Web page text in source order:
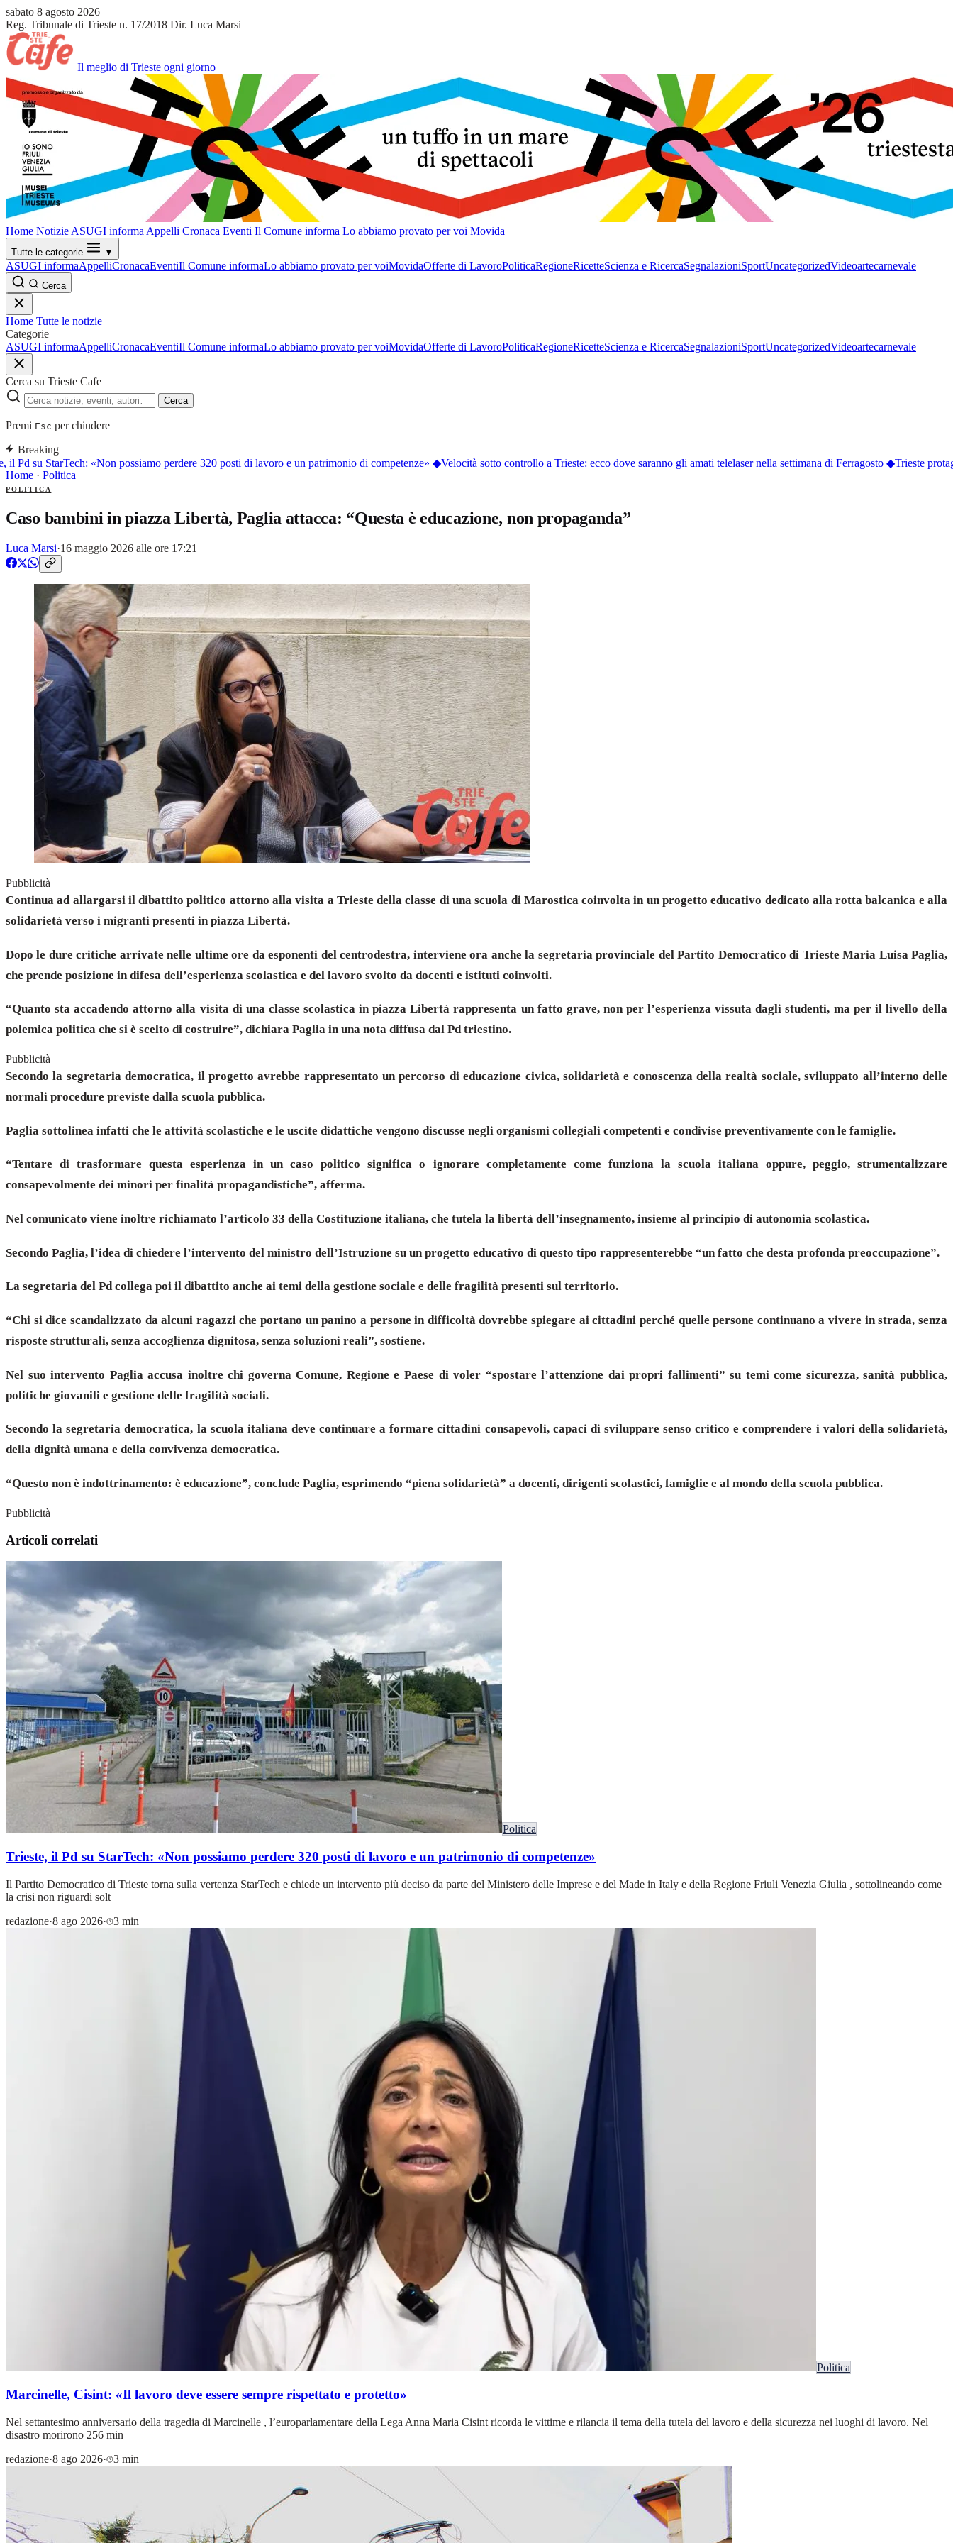
sabato 8 agosto 2026
Reg. Tribunale di Trieste n. 17/2018 Dir. Luca Marsi
Il meglio di Trieste ogni giorno
Home Notizie ASUGI informa Appelli Cronaca Eventi Il Comune informa Lo abbiamo provato per voi Movida
Tutte le categorie ▼
ASUGI informaAppelliCronacaEventiIl Comune informaLo abbiamo provato per voiMovidaOfferte di LavoroPoliticaRegioneRicetteScienza e RicercaSegnalazioniSportUncategorizedVideoartecarnevale
Cerca
Home Tutte le notizie
Categorie
ASUGI informaAppelliCronacaEventiIl Comune informaLo abbiamo provato per voiMovidaOfferte di LavoroPoliticaRegioneRicetteScienza e RicercaSegnalazioniSportUncategorizedVideoartecarnevale
Cerca su Trieste Cafe
Cerca
Premi Esc per chiudere
Breaking
Pd su StarTech: «Non possiamo perdere 320 posti di lavoro e un patrimonio di competenze»◆Velocità sotto controllo a Trieste: ecco dove saranno gli amati telelaser nella settimana di Ferragosto◆Trieste
Home · Politica
POLITICA
Caso bambini in piazza Libertà, Paglia attacca: “Questa è educazione, non propaganda”
Luca Marsi·16 maggio 2026 alle ore 17:21
Pubblicità
Continua ad allargarsi il dibattito politico attorno alla visita a Trieste della classe di una scuola di Marostica coinvolta in un progetto educativo dedicato alla rotta balcanica e alla
solidarietà verso i migranti presenti in piazza Libertà.
Dopo le dure critiche arrivate nelle ultime ore da esponenti del centrodestra, interviene ora anche la segretaria provinciale del Partito Democratico di Trieste Maria Luisa Paglia,
che prende posizione in difesa dell’esperienza scolastica e del lavoro svolto da docenti e istituti coinvolti.
“Quanto sta accadendo attorno alla visita di una classe scolastica in piazza Libertà rappresenta un fatto grave, non per l’esperienza vissuta dagli studenti, ma per il livello della
polemica politica che si è scelto di costruire”, dichiara Paglia in una nota diffusa dal Pd triestino.
Pubblicità
Secondo la segretaria democratica, il progetto avrebbe rappresentato un percorso di educazione civica, solidarietà e conoscenza della realtà sociale, sviluppato all’interno delle
normali procedure previste dalla scuola pubblica.
Paglia sottolinea infatti che le attività scolastiche e le uscite didattiche vengono discusse negli organismi collegiali competenti e condivise preventivamente con le famiglie.
“Tentare di trasformare questa esperienza in un caso politico significa o ignorare completamente come funziona la scuola italiana oppure, peggio, strumentalizzare
consapevolmente dei minori per finalità propagandistiche”, afferma.
Nel comunicato viene inoltre richiamato l’articolo 33 della Costituzione italiana, che tutela la libertà dell’insegnamento, insieme al principio di autonomia scolastica.
Secondo Paglia, l’idea di chiedere l’intervento del ministro dell’Istruzione su un progetto educativo di questo tipo rappresenterebbe “un fatto che desta profonda preoccupazione”.
La segretaria del Pd collega poi il dibattito anche ai temi della gestione sociale e delle fragilità presenti sul territorio.
“Chi si dice scandalizzato da alcuni ragazzi che portano un panino a persone in difficoltà dovrebbe spiegare ai cittadini perché quelle persone continuano a vivere in strada, senza
risposte strutturali, senza accoglienza dignitosa, senza soluzioni reali”, sostiene.
Nel suo intervento Paglia accusa inoltre chi governa Comune, Regione e Paese di voler “spostare l’attenzione dai propri fallimenti” su temi come sicurezza, sanità pubblica,
politiche giovanili e gestione delle fragilità sociali.
Secondo la segretaria democratica, la scuola italiana deve continuare a formare cittadini consapevoli, capaci di sviluppare senso critico e comprendere i valori della solidarietà,
della dignità umana e della convivenza democratica.
“Questo non è indottrinamento: è educazione”, conclude Paglia, esprimendo “piena solidarietà” a docenti, dirigenti scolastici, famiglie e al mondo della scuola pubblica.
Pubblicità
Articoli correlati
Politica
Trieste, il Pd su StarTech: «Non possiamo perdere 320 posti di lavoro e un patrimonio di competenze»
Il Partito Democratico di Trieste torna sulla vertenza StarTech e chiede un intervento più deciso da parte del Ministero delle Imprese e del Made in Italy e della Regione Friuli Venezia Giulia , sottolineando come
la crisi non riguardi solt
redazione·8 ago 2026· 3 min
Politica
Marcinelle, Cisint: «Il lavoro deve essere sempre rispettato e protetto»
Nel settantesimo anniversario della tragedia di Marcinelle , l’europarlamentare della Lega Anna Maria Cisint ricorda le vittime e rilancia il tema della tutela del lavoro e della sicurezza nei luoghi di lavoro. Nel
disastro morirono 256 min
redazione·8 ago 2026· 3 min